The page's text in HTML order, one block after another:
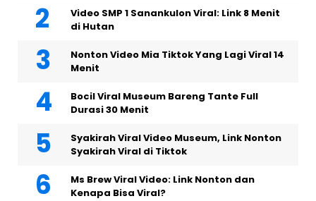
Video SMP 1 Sanankulon Viral: Link 8 Menit
di Hutan
Nonton Video Mia Tiktok Yang Lagi Viral 14
Menit
Bocil Viral Museum Bareng Tante Full
Durasi 30 Menit
Syakirah Viral Video Museum, Link Nonton
Syakirah Viral di Tiktok
Ms Brew Viral Video: Link Nonton dan
Kenapa Bisa Viral?